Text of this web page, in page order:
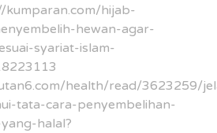
hijab-
hewan-agar-
syariat-islam-
health/read/3623259/
tata-cara-penyembelihan-
halal?